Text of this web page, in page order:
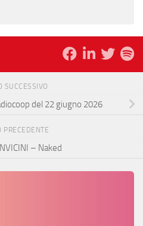
SUCCESSIVO
del 22 giugno 2026
PRECEDENTE
– Naked